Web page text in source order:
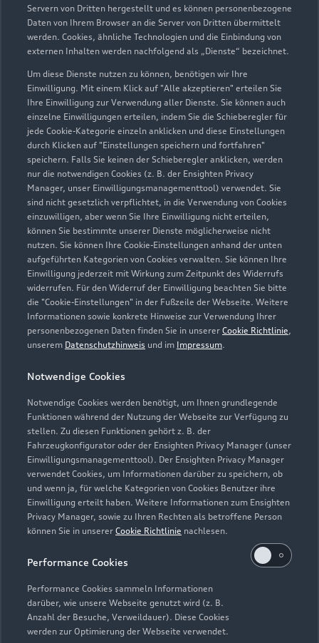
Servern von Dritten hergestellt und es können personenbezogene
Daten von Ihrem Browser an die Server von Dritten übermittelt
werden. Cookies, ähnliche Technologien und die Einbindung von
externen Inhalten werden nachfolgend als „Dienste“ bezeichnet.
Um diese Dienste nutzen zu können, benötigen wir Ihre
Einwilligung. Mit einem Klick auf "Alle akzeptieren" erteilen Sie
Ihre Einwilligung zur Verwendung aller Dienste. Sie können auch
einzelne Einwilligungen erteilen, indem Sie die Schieberegler für
jede Cookie-Kategorie einzeln anklicken und diese Einstellungen
durch Klicken auf "Einstellungen speichern und fortfahren"
speichern. Falls Sie keinen der Schieberegler anklicken, werden
nur die notwendigen Cookies (z. B. der Ensighten Privacy
Manager, unser Einwilligungsmanagementtool) verwendet. Sie
sind nicht gesetzlich verpflichtet, in die Verwendung von Cookies
einzuwilligen, aber wenn Sie Ihre Einwilligung nicht erteilen,
können Sie bestimmte unserer Dienste möglicherweise nicht
nutzen. Sie können Ihre Cookie-Einstellungen anhand der unten
aufgeführten Kategorien von Cookies verwalten. Sie können Ihre
Einwilligung jederzeit mit Wirkung zum Zeitpunkt des Widerrufs
widerrufen. Für den Widerruf der Einwilligung beachten Sie bitte
die "Cookie-Einstellungen" in der Fußzeile der Webseite. Weitere
Informationen sowie konkrete Hinweise zur Verwendung Ihrer
personenbezogenen Daten finden Sie in unserer Cookie Richtlinie,
unserem Datenschutzhinweis und im Impressum.
Notwendige Cookies
Notwendige Cookies werden benötigt, um Ihnen grundlegende
Funktionen während der Nutzung der Webseite zur Verfügung zu
stellen. Zu diesen Funktionen gehört z. B. der
Fahrzeugkonfigurator oder der Ensighten Privacy Manager (unser
Einwilligungsmanagementtool). Der Ensighten Privacy Manager
verwendet Cookies, um Informationen darüber zu speichern, ob
und wenn ja, für welche Kategorien von Cookies Benutzer ihre
Einwilligung erteilt haben. Weitere Informationen zum Ensighten
Privacy Manager, sowie zu Ihren Rechten als betroffene Person
können Sie in unserer Cookie Richtlinie nachlesen.
Performance Cookies
Performance Cookies sammeln Informationen
darüber, wie unsere Webseite genutzt wird (z. B.
Anzahl der Besuche, Verweildauer). Diese Cookies
werden zur Optimierung der Webseite verwendet.
Zu den Rädern
Zurück nach oben
Modelle
Alle Modelle
Modelle vergleichen
Elektromodelle
Plug-in-Hybride
Kaufen & leasen
Gebrauchtwagensuche
Gebrauchtwagen
Finanzierung
Service & Zubehör
Audi Services
Garantie
Kundenservice
Über Audi